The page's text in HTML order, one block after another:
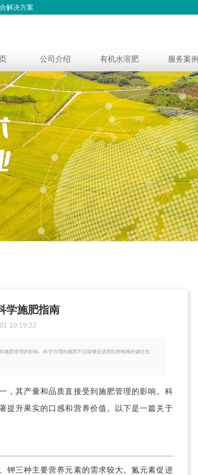
解决方案
公司介绍 有机水溶肥 服务案例
学施肥指南
10:19:22
肥管理的影响。科学合理的施肥不仅能够促进西红柿植株的健壮生
其产量和品质直接受到施肥管理的影响。科
提升果实的口感和营养价值。以下是一篇关于
三种主要营养元素的需求较大。氮元素促进